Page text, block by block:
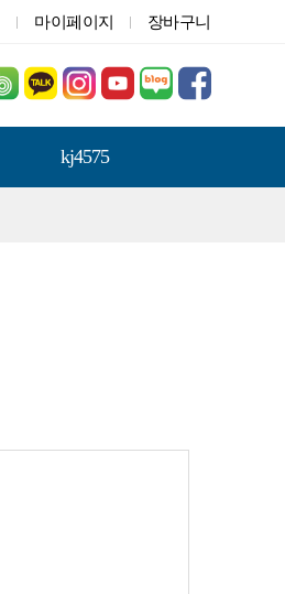
마이페이지 장바구니
kj4575